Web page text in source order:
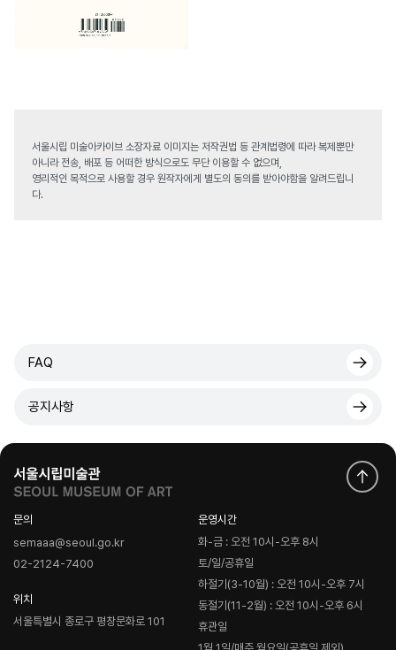
서울시립 미술아카이브 소장자료 이미지는 저작권법 등 관계법령에 따라 복제뿐만
아니라 전송, 배포 등 어떠한 방식으로도 무단 이용할 수 없으며,
영리적인 목적으로 사용할 경우 원작자에게 별도의 동의를 받아야함을 알려드립니
다.
FAQ
공지사항
문의
semaaa@seoul.go.kr
02-2124-7400
위치
서울특별시 종로구 평창문화로 101
운영시간
화-금 : 오전 10시-오후 8시
토/일/공휴일
하절기(3-10월) : 오전 10시-오후 7시
동절기(11-2월) : 오전 10시-오후 6시
휴관일